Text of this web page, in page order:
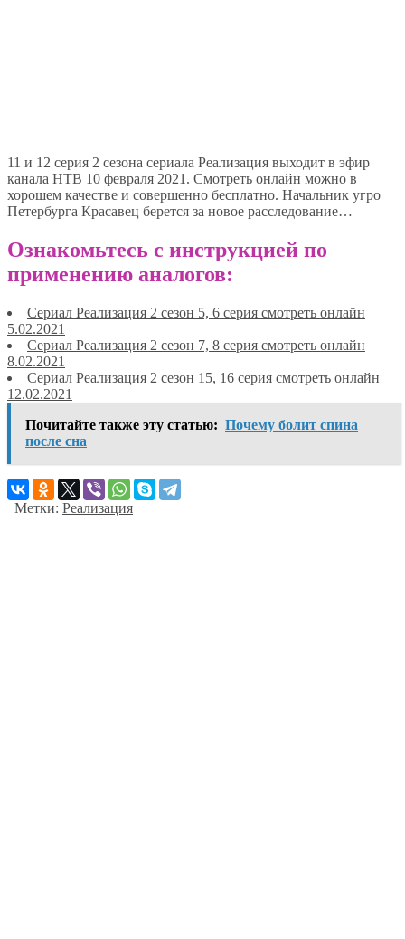
11 и 12 серия 2 сезона сериала Реализация выходит в эфир
канала НТВ 10 февраля 2021. Смотреть онлайн можно в
хорошем качестве и совершенно бесплатно. Начальник угро
Петербурга Красавец берется за новое расследование…
Ознакомьтесь с инструкцией по
применению аналогов:
Сериал Реализация 2 сезон 5, 6 серия смотреть онлайн
5.02.2021
Сериал Реализация 2 сезон 7, 8 серия смотреть онлайн
8.02.2021
Сериал Реализация 2 сезон 15, 16 серия смотреть онлайн
12.02.2021
Почитайте также эту статью: Почему болит спина
после сна
Метки: Реализация